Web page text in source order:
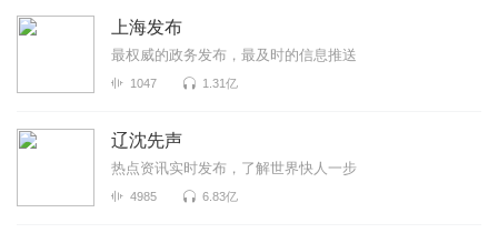
上海发布
最权威的政务发布，最及时的信息推送
1047 1.31亿
辽沈先声
热点资讯实时发布，了解世界快人一步
4985 6.83亿